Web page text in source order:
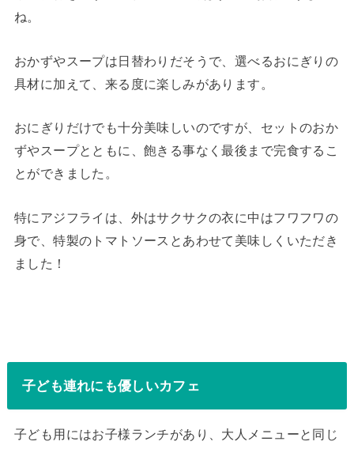
ね。
おかずやスープは日替わりだそうで、選べるおにぎりの
具材に加えて、来る度に楽しみがあります。
おにぎりだけでも十分美味しいのですが、セットのおか
ずやスープとともに、飽きる事なく最後まで完食するこ
とができました。
特にアジフライは、外はサクサクの衣に中はフワフワの
身で、特製のトマトソースとあわせて美味しくいただき
ました！
子ども連れにも優しいカフェ
子ども用にはお子様ランチがあり、大人メニューと同じ